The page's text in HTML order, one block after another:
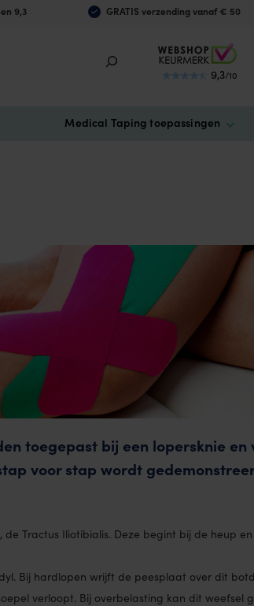
9,3 GRATIS verzending vanaf € 50
9,3/10
Medical Taping toepassingen
toegepast bij een lopersknie en
voor stap wordt
Tractus Iliotibialis. Deze begint bij de heup
Bij hardlopen wrijft de peesplaat over dit
verloopt. Bij overbelasting kan dit weefsel